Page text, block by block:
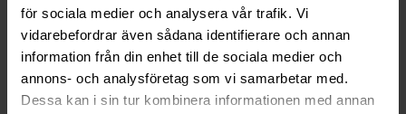
för sociala medier och analysera vår trafik. Vi
vidarebefordrar även sådana identifierare och annan
information från din enhet till de sociala medier och
annons- och analysföretag som vi samarbetar med.
Dessa kan i sin tur kombinera informationen med annan
Kävlinge 5d 4h Smedjebacken 5d 6h